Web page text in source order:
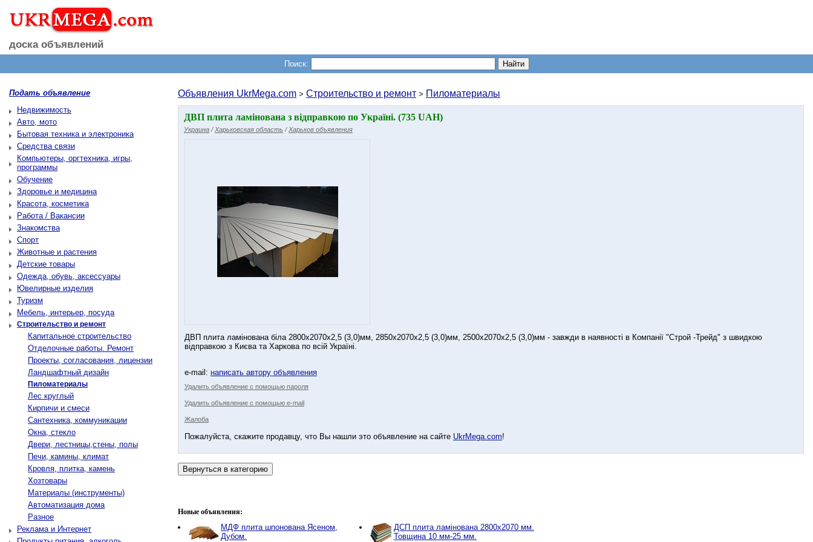
доска объявлений
Поиск:
Подать объявление
Недвижимость
Авто, мото
Бытовая техника и электроника
Средства связи
Компьютеры, оргтехника, игры,
программы
Обучение
Здоровье и медицина
Красота, косметика
Работа / Вакансии
Знакомства
Спорт
Животные и растения
Детские товары
Одежда, обувь, аксессуары
Ювелирные изделия
Туризм
Мебель, интерьер, посуда
Строительство и ремонт
Капитальное строительство
Отделочные работы. Ремонт
Проекты, согласования, лицензии
Ландшафтный дизайн
Пиломатериалы
Лес круглый
Кирпичи и смеси
Сантехника, коммуникации
Окна, стекло
Двери, лестницы,стены, полы
Печи, камины, климат
Кровля, плитка, камень
Хозтовары
Материалы (инструменты)
Автоматизация дома
Разное
Реклама и Интернет
Объявления UkrMega.com > Строительство и ремонт > Пиломатериалы
ДВП плита ламінована з відправкою по Україні. (735 UAH)
Украина / Харьковская область / Харьков объявления
ДВП плита ламінована біла 2800х2070x2,5 (3,0)мм, 2850х2070x2,5 (3,0)мм, 2500х2070х2,5 (3,0)мм - завжди в наявності в Компанії "Строй -Трейд" з швидкою
відправкою з Києва та Харкова по всій Україні.
e-mail: написать автору объявления
Удалить объявление с помощью пароля
Удалить объявление с помощью e-mail
Жалоба
Пожалуйста, скажите продавцу, что Вы нашли это объявление на сайте UkrMega.com!
Новые объявления:
МДФ плита шпонована Ясеном,
Дубом.
ДСП плита ламінована 2800х2070 мм.
Товщина 10 мм-25 мм.